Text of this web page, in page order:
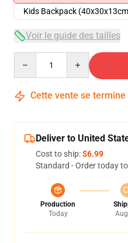
Kids Backpack
Voir le guide des tailles
Cette vente se termine
Deliver to United
Cost to ship:$6.99
Standard - Order today
Production
Today